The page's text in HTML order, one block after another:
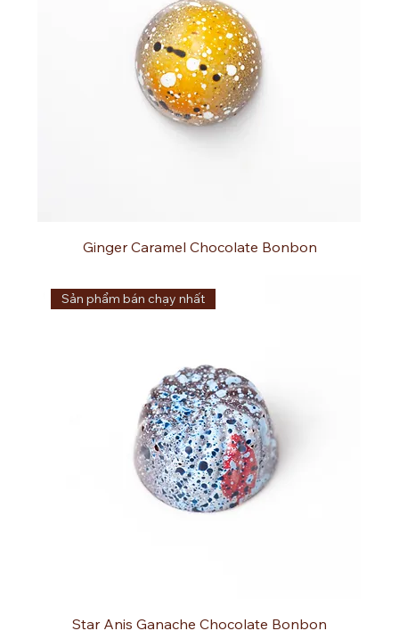
Ginger Caramel Chocolate Bonbon
Sản phẩm bán chạy nhất
Star Anis Ganache Chocolate Bonbon